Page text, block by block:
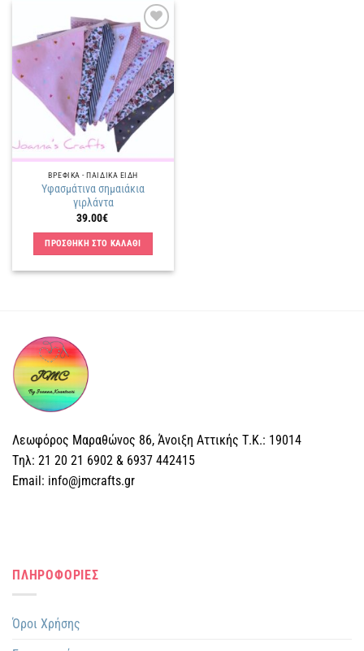
Πρόσθήκη
στην
λίστα
επιθυμιών
ΒΡΕΦΙΚΑ - ΠΑΙΔΙΚΑ ΕΙΔΗ
Υφασμάτινα σημαιάκια
γιρλάντα
39.00€
ΠΡΟΣΘΗΚΗ ΣΤΟ ΚΑΛΑΘΙ
Λεωφόρος Μαραθώνος 86, Άνοιξη Αττικής Τ.Κ.: 19014
Tηλ: 21 20 21 6902 & 6937 442415
Email: info@jmcrafts.gr
ΠΛΗΡΟΦΟΡΙΕΣ
Όροι Χρήσης